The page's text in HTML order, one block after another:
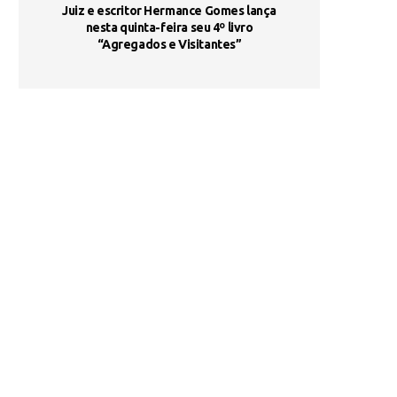
Juiz e escritor Hermance Gomes lança
nesta quinta-feira seu 4º livro
“Agregados e Visitantes”